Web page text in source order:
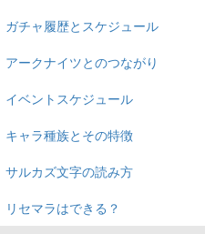
ガチャ履歴とスケジュール
アークナイツとのつながり
イベントスケジュール
キャラ種族とその特徴
サルカズ文字の読み方
リセマラはできる？